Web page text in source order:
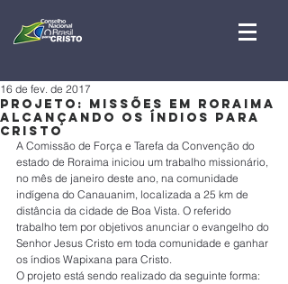
Projeto: Missões em Roraima
Alcançando os Índios Para
Cristo
16 de fev. de 2017
A Comissão de Força e Tarefa da Convenção do
estado de Roraima iniciou um trabalho missionário,
no mês de janeiro deste ano, na comunidade
indígena do Canauanim, localizada a 25 km de
distância da cidade de Boa Vista. O referido
trabalho tem por objetivos anunciar o evangelho do
Senhor Jesus Cristo em toda comunidade e ganhar
os índios Wapixana para Cristo.
O projeto está sendo realizado da seguinte forma: